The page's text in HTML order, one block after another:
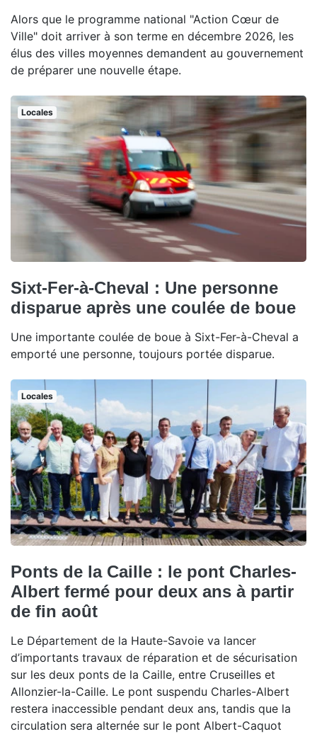
Alors que le programme national "Action Cœur de
Ville" doit arriver à son terme en décembre 2026, les
élus des villes moyennes demandent au gouvernement
de préparer une nouvelle étape.
Locales
Sixt-Fer-à-Cheval : Une personne
disparue après une coulée de boue
Une importante coulée de boue à Sixt-Fer-à-Cheval a
emporté une personne, toujours portée disparue.
Locales
Ponts de la Caille : le pont Charles-
Albert fermé pour deux ans à partir
de fin août
Le Département de la Haute-Savoie va lancer
d’importants travaux de réparation et de sécurisation
sur les deux ponts de la Caille, entre Cruseilles et
Allonzier-la-Caille. Le pont suspendu Charles-Albert
restera inaccessible pendant deux ans, tandis que la
circulation sera alternée sur le pont Albert-Caquot